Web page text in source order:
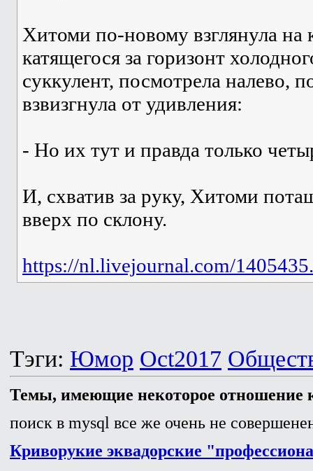
Хитоми по-новому взглянула
катящегося за горизонт
суккулент, посмотрела налево,
взвизгнула от удивления:
- Но их тут и правда только
И, схватив за руку, Хитоми
вверх по склону.
https://nl.livejournal.com/
Тэги: Юмор Oct2017
Темы, имеющие некоторое отношение
поиск в mysql все же очень не
Криворукие эквадорские